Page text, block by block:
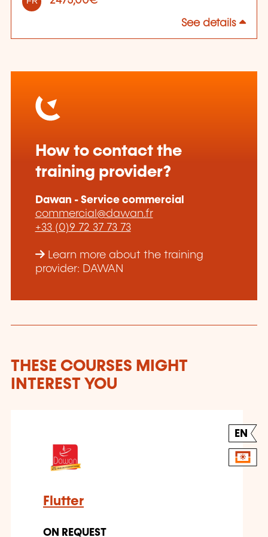
See details
How to contact the
training provider?
Dawan - Service commercial
commercial@dawan.fr
+33 (0)9 72 37 73 73
Learn more about the training
provider: DAWAN
THESE COURSES MIGHT
INTEREST YOU
EN
Flutter
ON REQUEST